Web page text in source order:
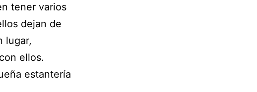
tener varios
dejan de
lugar,
ellos.
estantería